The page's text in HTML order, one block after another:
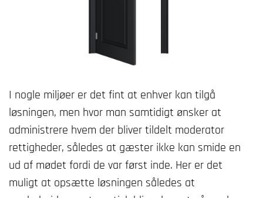
I nogle miljøer er det fint at enhver kan tilgå
løsningen, men hvor man samtidigt ønsker at
administrere hvem der bliver tildelt moderator
rettigheder, således at gæster ikke kan smide en
ud af mødet fordi de var først inde. Her er det
muligt at opsætte løsningen således at